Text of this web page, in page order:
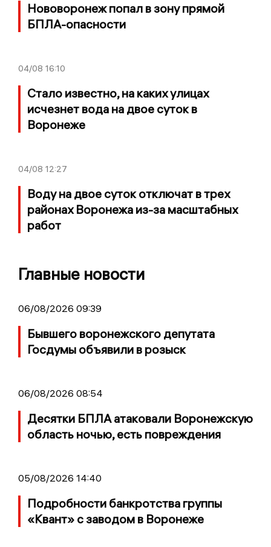
Нововоронеж попал в зону прямой
БПЛА-опасности
04/08 16:10
Стало известно, на каких улицах
исчезнет вода на двое суток в
Воронеже
04/08 12:27
Воду на двое суток отключат в трех
районах Воронежа из-за масштабных
работ
Главные новости
06/08/2026 09:39
Бывшего воронежского депутата
Госдумы объявили в розыск
06/08/2026 08:54
Десятки БПЛА атаковали Воронежскую
область ночью, есть повреждения
05/08/2026 14:40
Подробности банкротства группы
«Квант» с заводом в Воронеже